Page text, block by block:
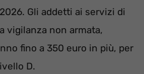
Gli addetti ai servizi di
vigilanza non armata,
fino a 350 euro in più, per
D.